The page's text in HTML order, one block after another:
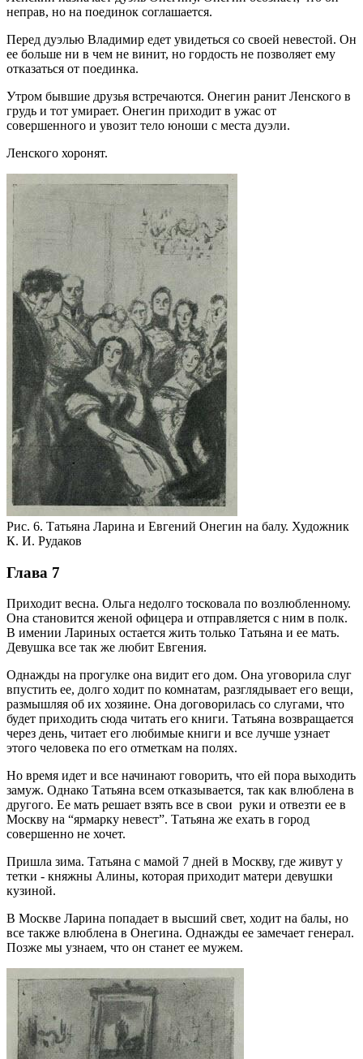
неправ, но на поединок соглашается.
Перед дуэлью Владимир едет увидеться со своей невестой. Он
ее больше ни в чем не винит, но гордость не позволяет ему
отказаться от поединка.
Утром бывшие друзья встречаются. Онегин ранит Ленского в
грудь и тот умирает. Онегин приходит в ужас от
совершенного и увозит тело юноши с места дуэли.
Ленского хоронят.
Рис. 6. Татьяна Ларина и Евгений Онегин на балу. Художник
К. И. Рудаков
Глава 7
Приходит весна. Ольга недолго тосковала по возлюбленному.
Она становится женой офицера и отправляется с ним в полк.
В имении Лариных остается жить только Татьяна и ее мать.
Девушка все так же любит Евгения.
Однажды на прогулке она видит его дом. Она уговорила слуг
впустить ее, долго ходит по комнатам, разглядывает его вещи,
размышляя об их хозяине. Она договорилась со слугами, что
будет приходить сюда читать его книги. Татьяна возвращается
через день, читает его любимые книги и все лучше узнает
этого человека по его отметкам на полях.
Но время идет и все начинают говорить, что ей пора выходить
замуж. Однако Татьяна всем отказывается, так как влюблена в
другого. Ее мать решает взять все в свои руки и отвезти ее в
Москву на “ярмарку невест”. Татьяна же ехать в город
совершенно не хочет.
Пришла зима. Татьяна с мамой 7 дней в Москву, где живут у
тетки - княжны Алины, которая приходит матери девушки
кузиной.
В Москве Ларина попадает в высший свет, ходит на балы, но
все также влюблена в Онегина. Однажды ее замечает генерал.
Позже мы узнаем, что он станет ее мужем.